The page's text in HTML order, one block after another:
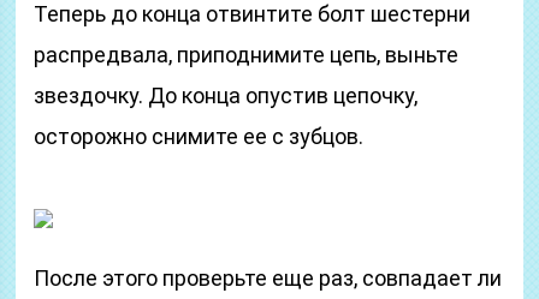
Теперь до конца отвинтите болт шестерни
распредвала, приподнимите цепь, выньте
звездочку. До конца опустив цепочку,
осторожно снимите ее с зубцов.
После этого проверьте еще раз, совпадает ли